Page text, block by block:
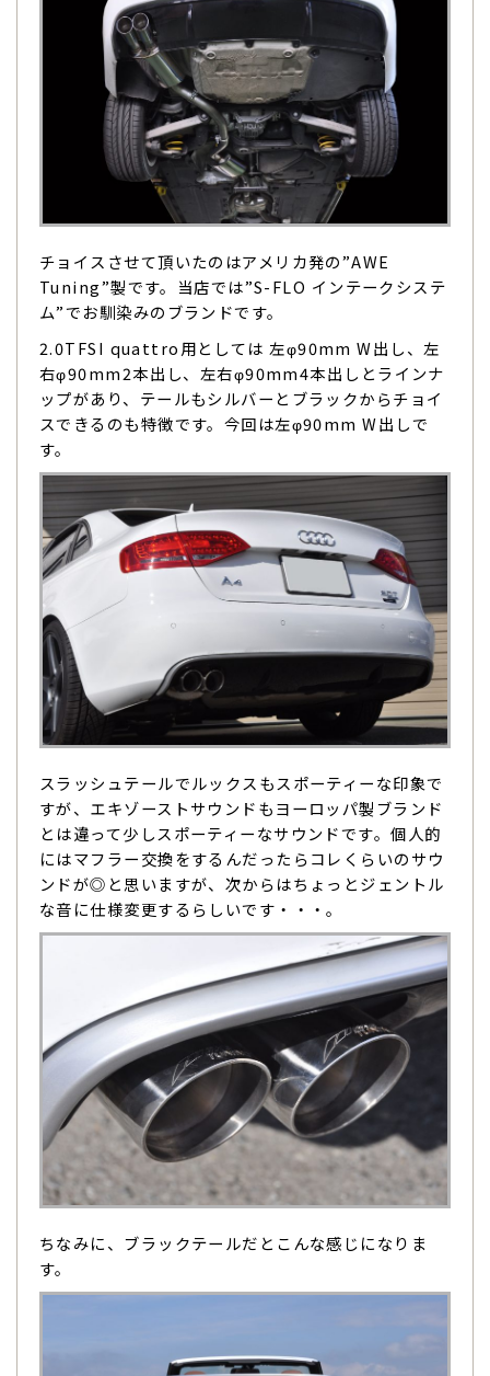
チョイスさせて頂いたのはアメリカ発の”AWE
Tuning”製です。当店では”S-FLO インテークシステ
ム”でお馴染みのブランドです。
2.0TFSI quattro用としては 左φ90mm W出し、左
右φ90mm2本出し、左右φ90mm4本出しとラインナ
ップがあり、テールもシルバーとブラックからチョイ
スできるのも特徴です。今回は左φ90mm W出しで
す。
スラッシュテールでルックスもスポーティーな印象で
すが、エキゾーストサウンドもヨーロッパ製ブランド
とは違って少しスポーティーなサウンドです。個人的
にはマフラー交換をするんだったらコレくらいのサウ
ンドが◎と思いますが、次からはちょっとジェントル
な音に仕様変更するらしいです・・・。
ちなみに、ブラックテールだとこんな感じになりま
す。